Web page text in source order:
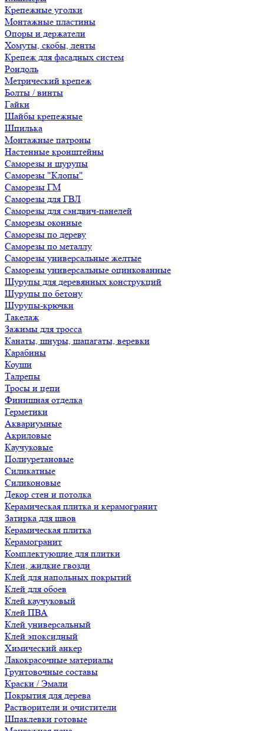
Крепежные уголки
Монтажные пластины
Опоры и держатели
Хомуты, скобы, ленты
Крепеж для фасадных систем
Рондоль
Метрический крепеж
Болты / винты
Гайки
Шайбы крепежные
Шпилька
Монтажные патроны
Настенные кронштейны
Саморезы и шурупы
Саморезы "Клопы"
Саморезы ГМ
Саморезы для ГВЛ
Саморезы для сэндвич-панелей
Саморезы оконные
Саморезы по дереву
Саморезы по металлу
Саморезы универсальные желтые
Саморезы универсальные оцинкованные
Шурупы для деревянных конструкций
Шурупы по бетону
Шурупы-крючки
Такелаж
Зажимы для тросса
Канаты, шнуры, шапагаты, веревки
Карабины
Коуши
Талрепы
Тросы и цепи
Финишная отделка
Герметики
Аквариумные
Акриловые
Каучуковые
Полиуретановые
Силикатные
Силиконовые
Декор стен и потолка
Керамическая плитка и керамогранит
Затирка для швов
Керамическая плитка
Керамогранит
Комплектующие для плитки
Клеи, жидкие гвозди
Клей для напольных покрытий
Клей для обоев
Клей каучуковый
Клей ПВА
Клей универсальный
Клей эпоксидный
Химический анкер
Лакокрасочные материалы
Грунтовочные составы
Краски / Эмали
Покрытия для дерева
Растворители и очистители
Шпаклевки готовые